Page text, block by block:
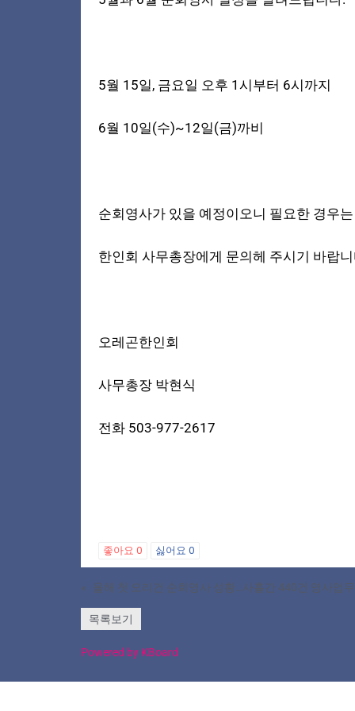
5월 15일, 금요일 오후 1시부터 6시까지
6월 10일(수)~12일(금)까비
순회영사가 있을 예정이오니 필요한 경우는
한인회 사무총장에게 문의헤 주시기 바랍
오레곤한인회
사무총장 박현식
전화 503-977-2617
좋아요 0 싫어요 0
« 올해 첫 오리건 순회영사 성황…사흘간 440건 영사업
목록보기
Powered by KBoard